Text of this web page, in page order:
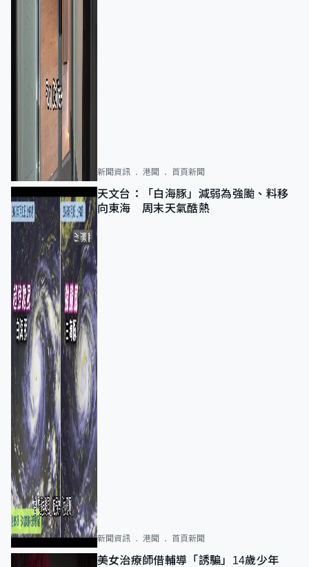
新聞資訊 港聞 首頁新聞
天文台：「白海豚」減弱為強颱、料移
向東海 周末天氣酷熱
新聞資訊 港聞 首頁新聞
美女治療師借輔導「誘騙」14歲少年